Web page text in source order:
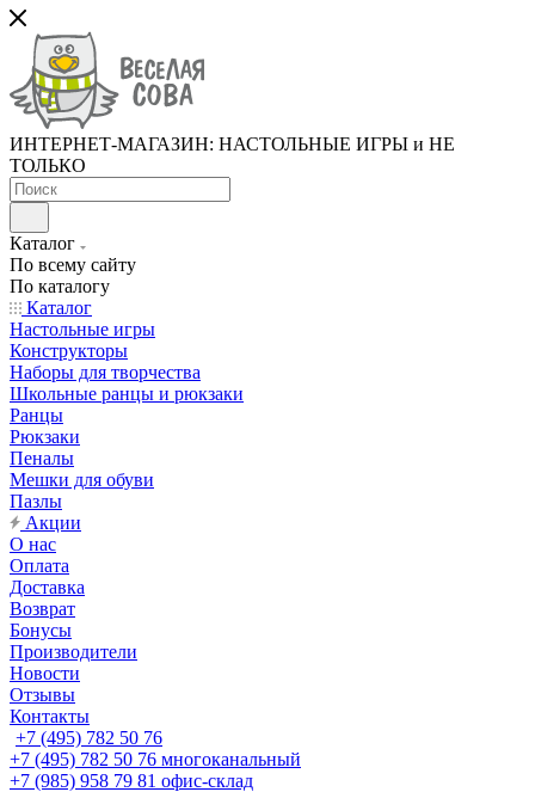
ИНТЕРНЕТ-МАГАЗИН: НАСТОЛЬНЫЕ ИГРЫ и НЕ
ТОЛЬКО
Каталог
По всему сайту
По каталогу
Каталог
Настольные игры
Конструкторы
Наборы для творчества
Школьные ранцы и рюкзаки
Ранцы
Рюкзаки
Пеналы
Мешки для обуви
Пазлы
Акции
О нас
Оплата
Доставка
Возврат
Бонусы
Производители
Новости
Отзывы
Контакты
+7 (495) 782 50 76
+7 (495) 782 50 76 многоканальный
+7 (985) 958 79 81 офис-склад